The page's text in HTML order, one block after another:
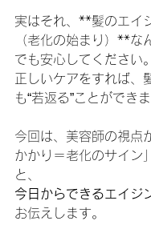
実はそれ、**髪のエイ
（老化の始まり）**な
でも安心してください。
正しいケアをすれば、
も“若返る”ことができま
今回は、美容師の視点
かかり＝老化のサイン
と、
今日からできるエイジ
お伝えします。